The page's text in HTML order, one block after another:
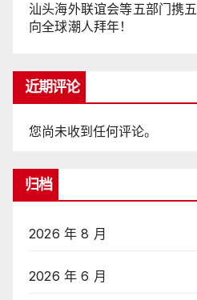
汕头海外联谊会等五部门携
向全球潮人拜年！
近期评论
您尚未收到任何评论。
归档
2026 年 8 月
2026 年 6 月